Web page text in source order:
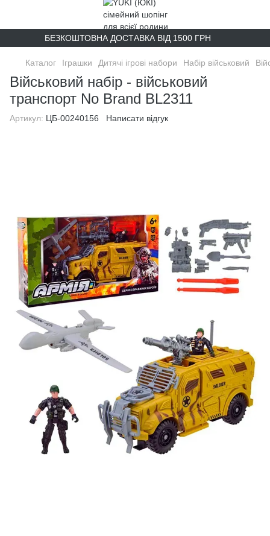
БЕЗКОШТОВНА ДОСТАВКА ВІД 1500 ГРН
Каталог Іграшки Дитячі ігрові набори Набір військовий
Військовий набір - військовий
транспорт No Brand BL2311
Артикул: ЦБ-00240156 Написати відгук